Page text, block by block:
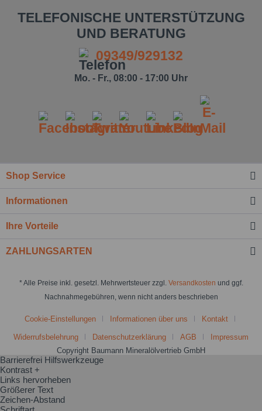
TELEFONISCHE UNTERSTÜTZUNG
UND BERATUNG
09349/929132
Mo. - Fr., 08:00 - 17:00 Uhr
Shop Service
Informationen
Ihre Vorteile
ZAHLUNGSARTEN
* Alle Preise inkl. gesetzl. Mehrwertsteuer zzgl. Versandkosten und ggf.
Nachnahmegebühren, wenn nicht anders beschrieben
Cookie-Einstellungen Informationen über uns Kontakt
Widerrufsbelehrung Datenschutzerklärung AGB
Impressum
Copyright Baumann Mineralölvertrieb GmbH
Barrierefrei Hilfswerkzeuge
Kontrast +
Links hervorheben
Größerer Text
Zeichen-Abstand